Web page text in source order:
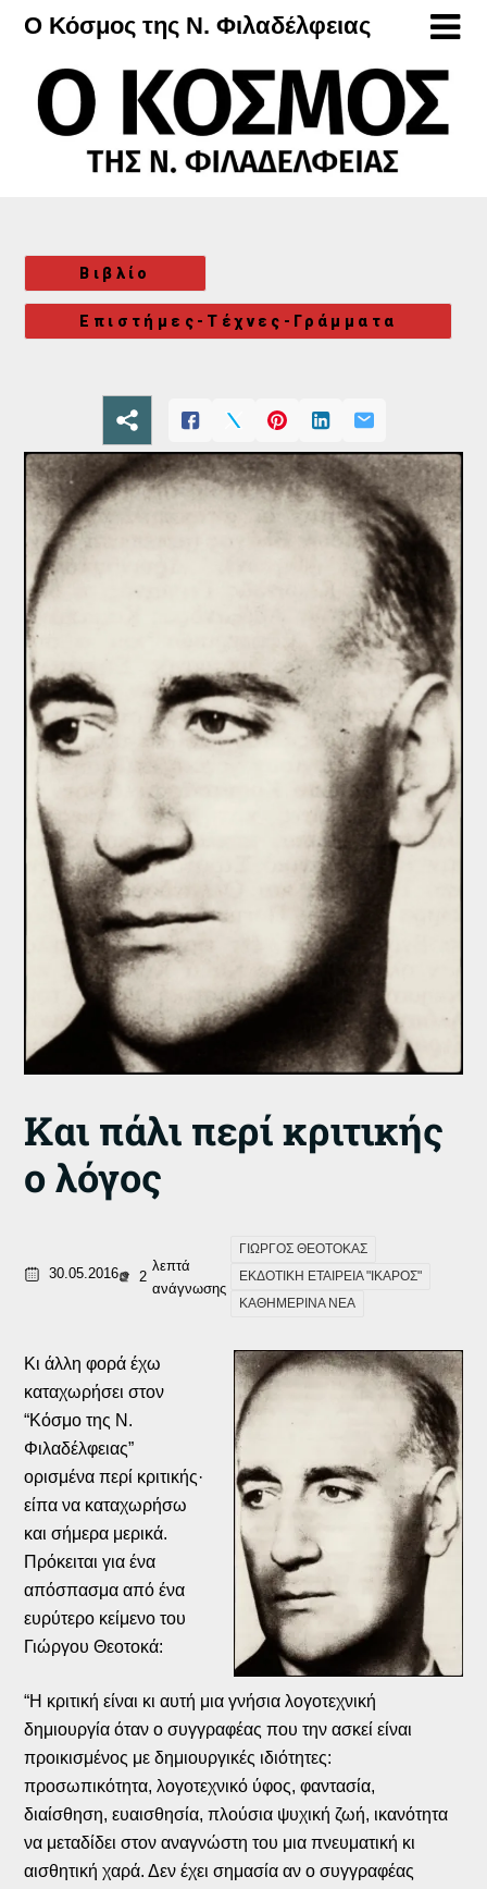
Μετάβαση
περιεχόμενο
Ο Κόσμος της Ν. Φιλαδέλφειας
Βιβλίο
Επιστήμες-Τέχνες-Γράμματα
Και πάλι περί κριτικής
ο λόγος
30.05.2016 2
λεπτά
ανάγνωσης
ΓΙΩΡΓΟΣ ΘΕΟΤΟΚΑΣ
ΕΚΔΟΤΙΚΗ ΕΤΑΙΡΕΙΑ "ΙΚΑΡΟΣ"
ΚΑΘΗΜΕΡΙΝΑ ΝΕΑ
Κι άλλη φορά έχω
καταχωρήσει στον
“Κόσμο της Ν.
Φιλαδέλφειας”
ορισμένα περί κριτικής·
είπα να καταχωρήσω
και σήμερα μερικά.
Πρόκειται για ένα
απόσπασμα από ένα
ευρύτερο κείμενο του
Γιώργου Θεοτοκά:
“Η κριτική είναι κι αυτή μια γνήσια λογοτεχνική
δημιουργία όταν ο συγγραφέας που την ασκεί είναι
προικισμένος με δημιουργικές ιδιότητες:
προσωπικότητα, λογοτεχνικό ύφος, φαντασία,
διαίσθηση, ευαισθησία, πλούσια ψυχική ζωή, ικανότητα
να μεταδίδει στον αναγνώστη του μια πνευματική κι
αισθητική χαρά. Δεν έχει σημασία αν ο συγγραφέας